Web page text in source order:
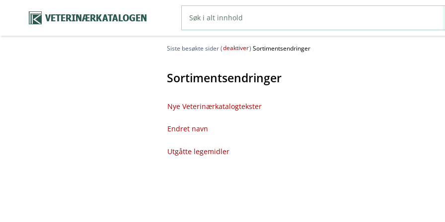
VETERINÆRKATALOGEN
Siste besøkte sider (deaktiver) Sortimentsendringer
Sortimentsendringer
Nye Veterinærkatalogtekster
Endret navn
Utgåtte legemidler